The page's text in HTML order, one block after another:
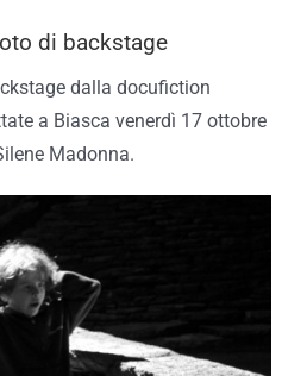
di backstage
dalla docufiction
a Biasca venerdì 17 ottobre
Madonna.